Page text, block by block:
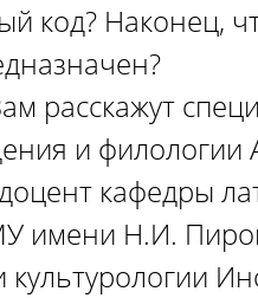
код? Наконец,
расскажут
и
кафедры
имени Н.И.